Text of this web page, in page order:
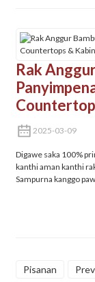
Rak
2025-03-09
Digawe saka 100%
kanthi aman kanthi
Sampurna kanggo
Pisanan Prev